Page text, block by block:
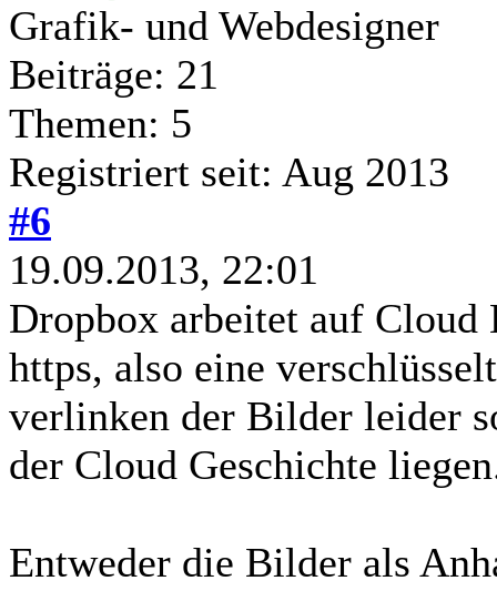
Grafik- und Webdesigner
Beiträge: 21
Themen: 5
Registriert seit: Aug 2013
#6
19.09.2013, 22:01
Dropbox arbeitet auf Cloud
https, also eine
verlinken der Bilder leider
der Cloud Geschichte
Entweder die Bilder als